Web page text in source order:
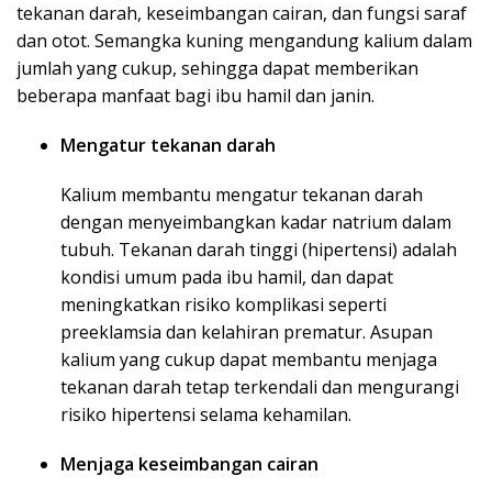
tekanan darah, keseimbangan cairan, dan fungsi saraf
dan otot. Semangka kuning mengandung kalium dalam
jumlah yang cukup, sehingga dapat memberikan
beberapa manfaat bagi ibu hamil dan janin.
Mengatur tekanan darah
Kalium membantu mengatur tekanan darah
dengan menyeimbangkan kadar natrium dalam
tubuh. Tekanan darah tinggi (hipertensi) adalah
kondisi umum pada ibu hamil, dan dapat
meningkatkan risiko komplikasi seperti
preeklamsia dan kelahiran prematur. Asupan
kalium yang cukup dapat membantu menjaga
tekanan darah tetap terkendali dan mengurangi
risiko hipertensi selama kehamilan.
Menjaga keseimbangan cairan